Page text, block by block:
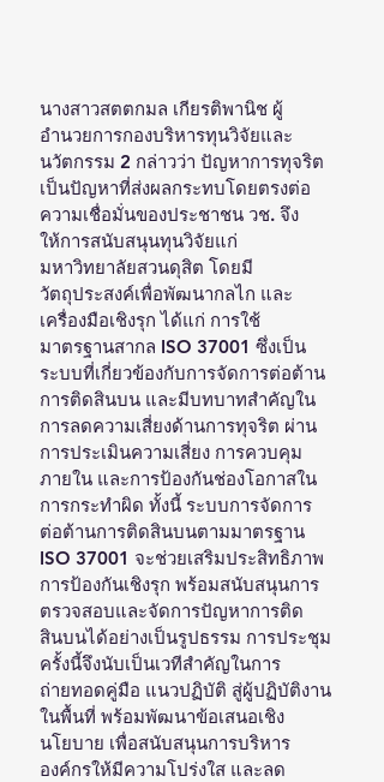
นางสาวสตตกมล เกียรติพานิช ผู้
อำนวยการกองบริหารทุนวิจัยและ
นวัตกรรม 2 กล่าวว่า ปัญหาการทุจริต
เป็นปัญหาที่ส่งผลกระทบโดยตรงต่อ
ความเชื่อมั่นของประชาชน วช. จึง
ให้การสนับสนุนทุนวิจัยแก่
มหาวิทยาลัยสวนดุสิต โดยมี
วัตถุประสงค์เพื่อพัฒนากลไก และ
เครื่องมือเชิงรุก ได้แก่ การใช้
มาตรฐานสากล ISO 37001 ซึ่งเป็น
ระบบที่เกี่ยวข้องกับการจัดการต่อต้าน
การติดสินบน และมีบทบาทสำคัญใน
การลดความเสี่ยงด้านการทุจริต ผ่าน
การประเมินความเสี่ยง การควบคุม
ภายใน และการป้องกันช่องโอกาสใน
การกระทำผิด ทั้งนี้ ระบบการจัดการ
ต่อต้านการติดสินบนตามมาตรฐาน
ISO 37001 จะช่วยเสริมประสิทธิภาพ
การป้องกันเชิงรุก พร้อมสนับสนุนการ
ตรวจสอบและจัดการปัญหาการติด
สินบนได้อย่างเป็นรูปธรรม การประชุม
ครั้งนี้จึงนับเป็นเวทีสำคัญในการ
ถ่ายทอดคู่มือ แนวปฏิบัติ สู่ผู้ปฏิบัติงาน
ในพื้นที่ พร้อมพัฒนาข้อเสนอเชิง
นโยบาย เพื่อสนับสนุนการบริหาร
องค์กรให้มีความโปร่งใส และลด